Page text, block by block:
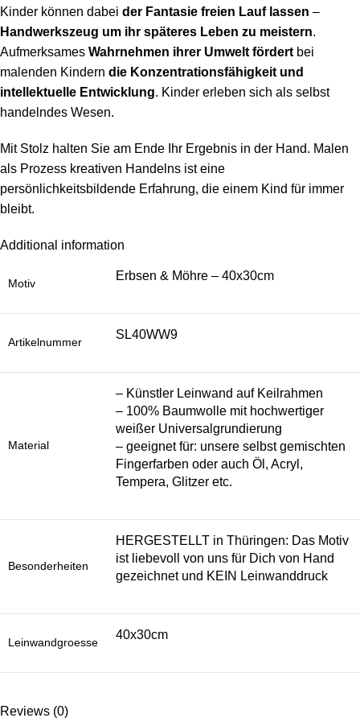
Kinder können dabei der Fantasie freien Lauf lassen –
Handwerkszeug um ihr späteres Leben zu meistern.
Aufmerksames Wahrnehmen ihrer Umwelt fördert bei
malenden Kindern die Konzentrationsfähigkeit und
intellektuelle Entwicklung. Kinder erleben sich als selbst
handelndes Wesen.
Mit Stolz halten Sie am Ende Ihr Ergebnis in der Hand. Malen
als Prozess kreativen Handelns ist eine
persönlichkeitsbildende Erfahrung, die einem Kind für immer
bleibt.
Additional information
Motiv
Erbsen & Möhre – 40x30cm
Artikelnummer
SL40WW9
Material
– Künstler Leinwand auf Keilrahmen
– 100% Baumwolle mit hochwertiger
weißer Universalgrundierung
– geeignet für: unsere selbst gemischten
Fingerfarben oder auch Öl, Acryl,
Tempera, Glitzer etc.
Besonderheiten
HERGESTELLT in Thüringen: Das Motiv
ist liebevoll von uns für Dich von Hand
gezeichnet und KEIN Leinwanddruck
Leinwandgroesse
40x30cm
Reviews (0)